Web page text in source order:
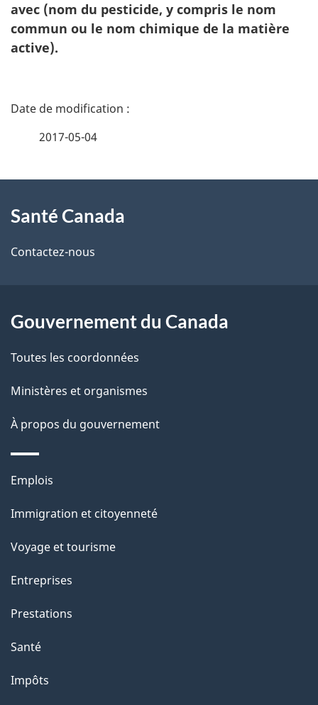
avec (nom du pesticide, y compris le nom
commun ou le nom chimique de la matière
active).
D
i
l
d
e
p
a
2017-05-04
propos
de
site
Santé Canada
Contactez-nous
Gouvernement du Canada
Toutes les coordonnées
Ministères et organismes
À propos du gouvernement
Thèmes
sujets
Emplois
Immigration et citoyenneté
Voyage et tourisme
Entreprises
Prestations
Santé
Impôts